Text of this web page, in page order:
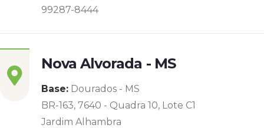
99287-8444
Nova Alvorada - MS
Base: Dourados - MS
BR-163, 7640 - Quadra 10, Lote C1
Jardim Alhambra